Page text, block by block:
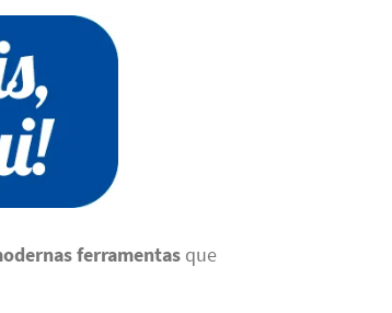
ferramentas que